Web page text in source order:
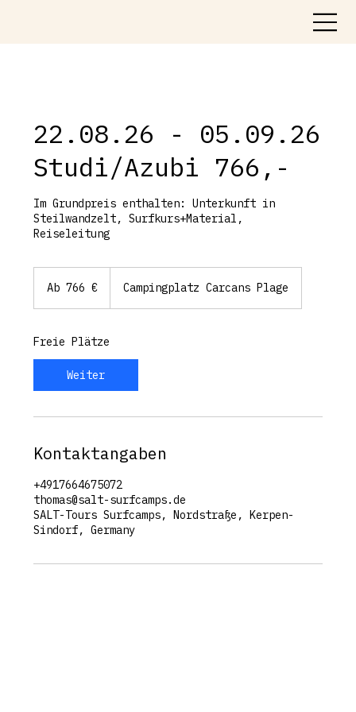
22.08.26 - 05.09.26
Studi/Azubi 766,-
Im Grundpreis enthalten: Unterkunft in
Steilwandzelt, Surfkurs+Material,
Reiseleitung
EuroAb 766 € Campingplatz Carcans Plage
Freie Plätze
Weiter
Kontaktangaben
+4917664675072
thomas@salt-surfcamps.de
SALT-Tours Surfcamps, Nordstraße, Kerpen-
Sindorf, Germany